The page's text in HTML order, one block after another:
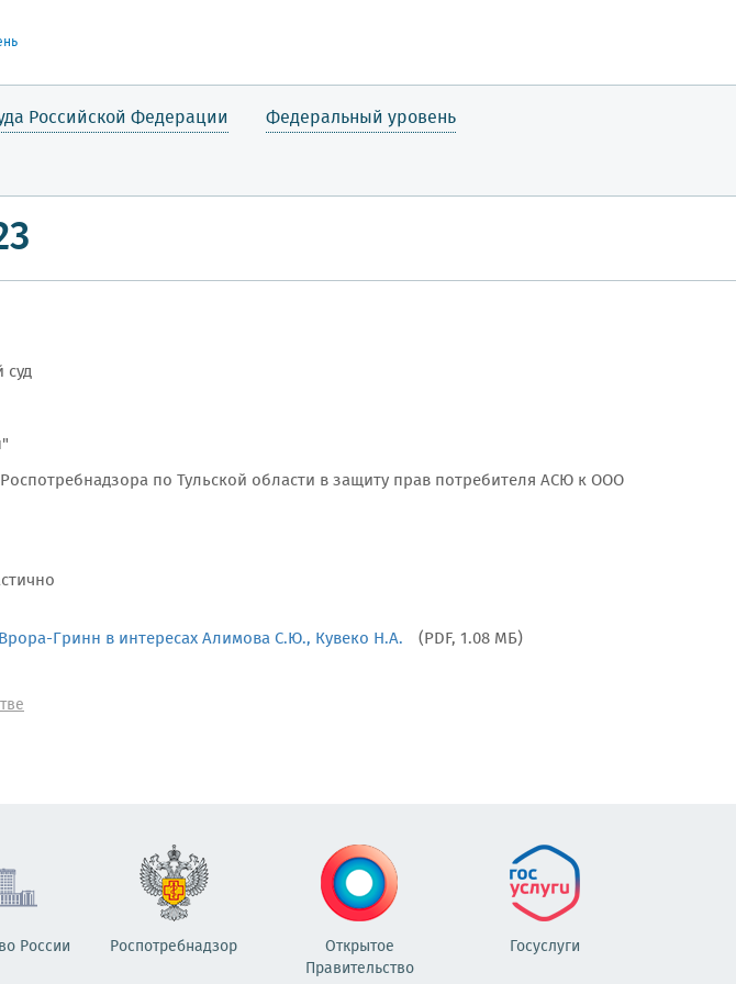
Российской Федерации
Федеральный уровень
по Тульской области в защиту прав потребителя АСЮ к ООО
Гринн в интересах Алимова С.Ю., Кувеко Н.А. (PDF, 1.08 МБ)
России Роспотребнадзор
Открытое
Правительство
Госуслуги